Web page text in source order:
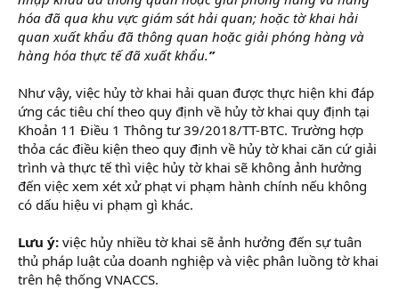
hóa đã qua khu vực giám sát hải quan; hoặc tờ khai hải
quan xuất khẩu đã thông quan hoặc giải phóng hàng và
hàng hóa thực tế đã xuất khẩu.”
Như vậy, việc hủy tờ khai hải quan được thực hiện khi đáp
ứng các tiêu chí theo quy định về hủy tờ khai quy định tại
Khoản 11 Điều 1 Thông tư 39/2018/TT-BTC. Trường hợp
thỏa các điều kiện theo quy định về hủy tờ khai căn cứ giải
trình và thực tế thì việc hủy tờ khai sẽ không ảnh hưởng
đến việc xem xét xử phạt vi phạm hành chính nếu không
có dấu hiệu vi phạm gì khác.
Lưu ý: việc hủy nhiều tờ khai sẽ ảnh hưởng đến sự tuân
thủ pháp luật của doanh nghiệp và việc phân luồng tờ khai
trên hệ thống VNACCS.